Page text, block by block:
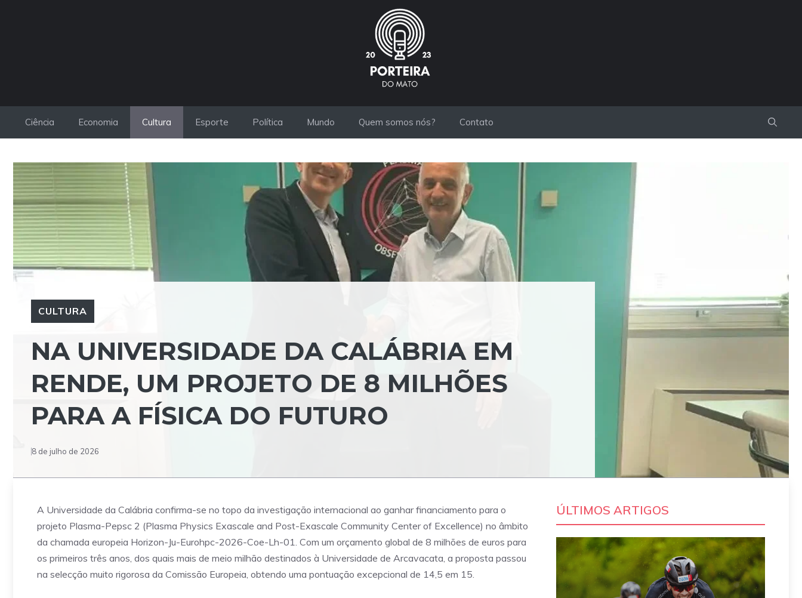
Ciência Economia Cultura Esporte Política Mundo Quem somos nós? Contato
CULTURA
NA UNIVERSIDADE DA CALÁBRIA EM
RENDE, UM PROJETO DE 8 MILHÕES
PARA A FÍSICA DO FUTURO
8 de julho de 2026
A Universidade da Calábria confirma-se no topo da investigação internacional ao ganhar financiamento para o
projeto Plasma-Pepsc 2 (Plasma Physics Exascale and Post-Exascale Community Center of Excellence) no âmbito
da chamada europeia Horizon-Ju-Eurohpc-2026-Coe-Lh-01. Com um orçamento global de 8 milhões de euros para
os primeiros três anos, dos quais mais de meio milhão destinados à Universidade de Arcavacata, a proposta passou
na selecção muito rigorosa da Comissão Europeia, obtendo uma pontuação excepcional de 14,5 em 15.
ÚLTIMOS ARTIGOS